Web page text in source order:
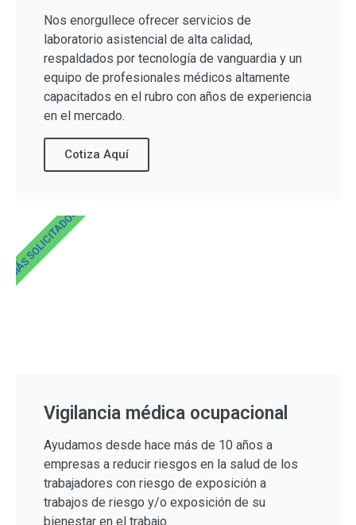
Nos enorgullece ofrecer servicios de
laboratorio asistencial de alta calidad,
respaldados por tecnología de vanguardia y un
equipo de profesionales médicos altamente
capacitados en el rubro con años de experiencia
en el mercado.
Cotiza Aquí
Vigilancia médica ocupacional
Ayudamos desde hace más de 10 años a
empresas a reducir riesgos en la salud de los
trabajadores con riesgo de exposición a
trabajos de riesgo y/o exposición de su
bienestar en el trabajo.
MÁS SOLICITADOS